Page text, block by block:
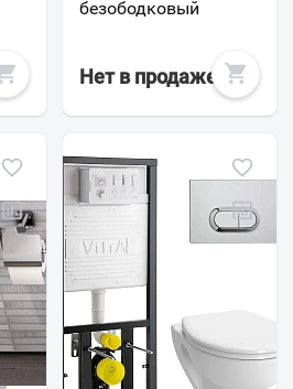
безободковый
Нет в продаже